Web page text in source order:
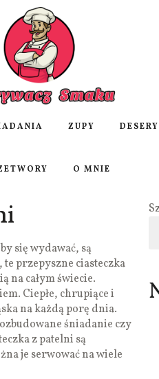
ZUPY DESERY
O MNIE
się wydawać, są
przepyszne ciasteczka
na całym świecie.
Ciepłe, chrupiące i
na każdą porę dnia.
śniadanie czy
z patelni są
je serwować na wiele